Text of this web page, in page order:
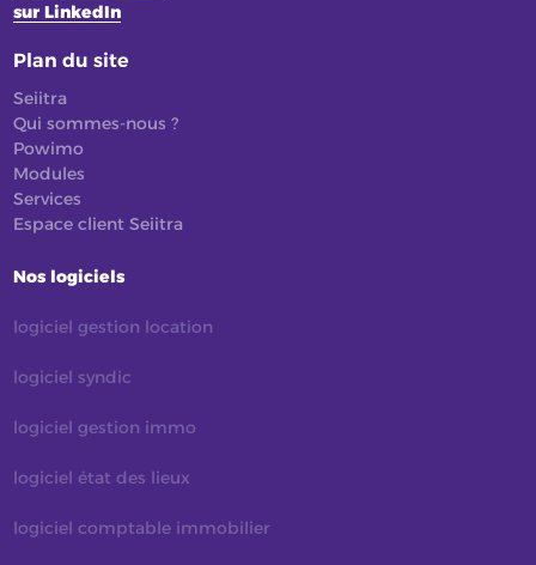
sur LinkedIn
Plan du site
Seiitra
Qui sommes-nous ?
Powimo
Modules
Services
Espace client Seiitra
Nos logiciels
logiciel gestion location
logiciel syndic
logiciel gestion immo
logiciel état des lieux
logiciel comptable immobilier